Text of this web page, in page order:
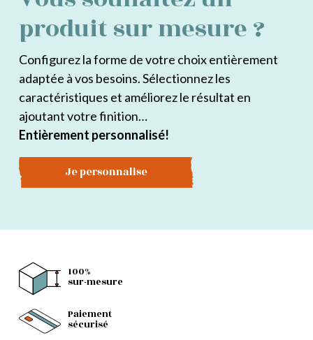
produit sur mesure ?
Configurez la forme de votre choix entièrement
adaptée à vos besoins. Sélectionnez les
caractéristiques et améliorez le résultat en
ajoutant votre finition…
Entièrement personnalisé!
Je personnalise
100%
sur-mesure
Paiement
sécurisé